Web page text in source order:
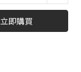
立即購買